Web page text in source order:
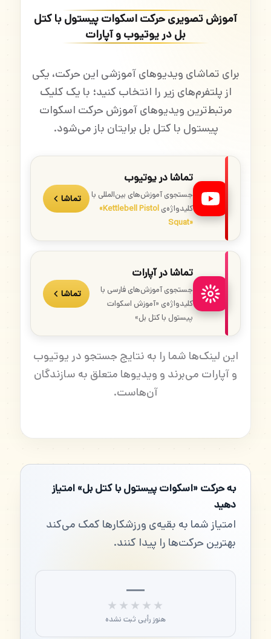
آموزش تصویری حرکت اسکوات پیستول با کتل
بل در یوتیوب و آپارات
برای تماشای ویدیوهای آموزشی این حرکت، یکی
از پلتفرم‌های زیر را انتخاب کنید؛ با یک کلیک
مرتبط‌ترین ویدیوهای آموزش حرکت اسکوات
پیستول با کتل بل برایتان باز می‌شود.
تماشا در یوتیوب
جستجوی آموزش‌های بین‌المللی با
کلیدواژه‌ی«Kettlebell Pistol
Squat»
تماشا
تماشا در آپارات
جستجوی آموزش‌های فارسی با
کلیدواژه‌ی «آموزش اسکوات
پیستول با کتل بل»
تماشا
این لینک‌ها شما را به نتایج جستجو در یوتیوب
و آپارات می‌برند و ویدیوها متعلق به سازندگان
آن‌هاست.
به حرکت «اسکوات پیستول با کتل بل» امتیاز
دهید
امتیاز شما به بقیه‌ی ورزشکارها کمک می‌کند
بهترین حرکت‌ها را پیدا کنند.
—
★★★★★
هنوز رأیی ثبت نشده